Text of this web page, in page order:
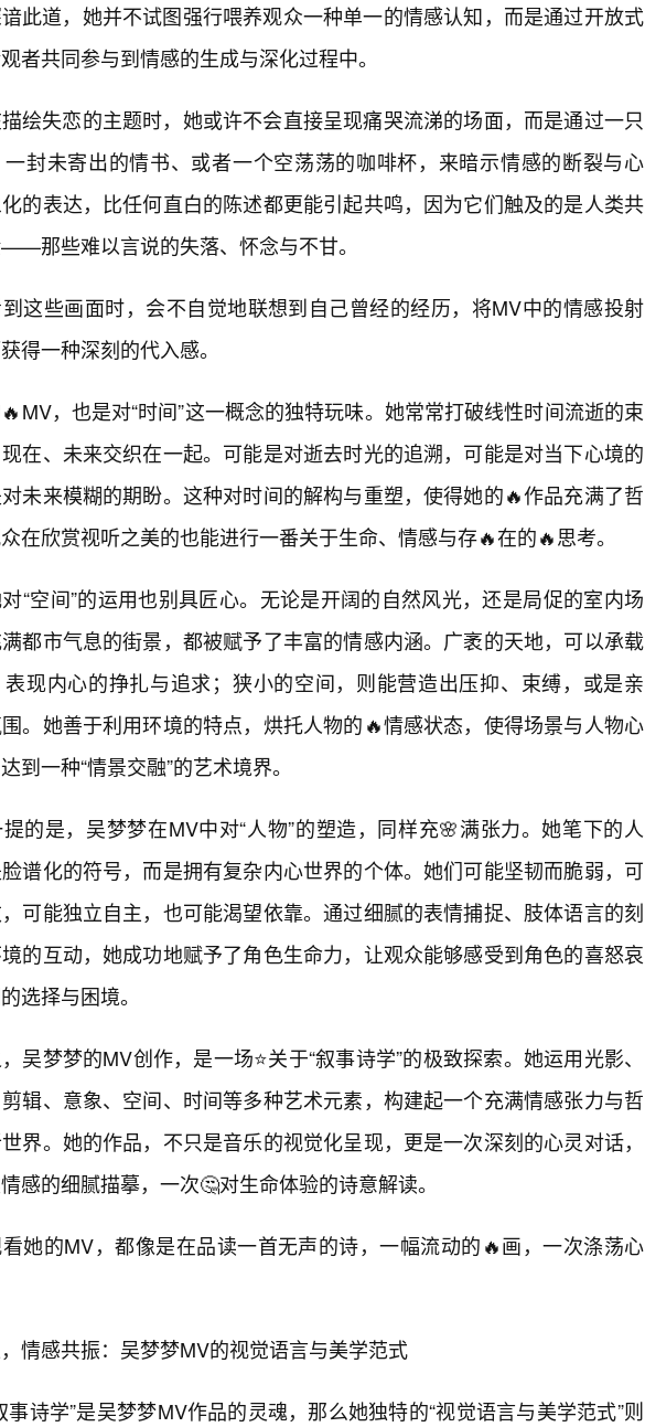
此道，她并不试图强行喂养观众一种单一的情感认知，而是通过开放式
者共同参与到情感的生成与深化过程中。
绘失恋的主题时，她或许不会直接呈现痛哭流涕的场面，而是通过一只
封未寄出的情书、或者一个空荡荡的咖啡杯，来暗示情感的断裂与心
的表达，比任何直白的陈述都更能引起共鸣，因为它们触及的是人类共
那些难以言说的失落、怀念与不甘。
这些画面时，会不自觉地联想到自己曾经的经历，将MV中的情感投射
得一种深刻的代入感。
，也是对“时间”这一概念的独特玩味。她常常打破线性时间流逝的束
在、未来交织在一起。可能是对逝去时光的追溯，可能是对当下心境的
未来模糊的期盼。这种对时间的解构与重塑，使得她的🔥作品充满了哲
在欣赏视听之美的也能进行一番关于生命、情感与存🔥在的🔥思考。
“空间”的运用也别具匠心。无论是开阔的自然风光，还是局促的室内场
都市气息的街景，都被赋予了丰富的情感内涵。广袤的天地，可以承载
现内心的挣扎与追求；狭小的空间，则能营造出压抑、束缚，或是亲
。她善于利用环境的特点，烘托人物的🔥情感状态，使得场景与人物心
到一种“情景交融”的艺术境界。
的是，吴梦梦在MV中对“人物”的塑造，同样充🌸满张力。她笔下的人
谱化的符号，而是拥有复杂内心世界的个体。她们可能坚韧而脆弱，可
可能独立自主，也可能渴望依靠。通过细腻的表情捕捉、肢体语言的刻
的互动，她成功地赋予了角色生命力，让观众能够感受到角色的喜怒哀
选择与困境。
吴梦梦的MV创作，是一场⭐关于“叙事诗学”的极致探索。她运用光影、
辑、意象、空间、时间等多种艺术元素，构建起一个充满情感张力与哲
界。她的作品，不只是音乐的视觉化呈现，更是一次深刻的心灵对话，
感的细腻描摹，一次🤔对生命体验的诗意解读。
她的MV，都像是在品读一首无声的诗，一幅流动的🔥画，一次涤荡心
情感共振：吴梦梦MV的视觉语言与美学范式
事诗学”是吴梦梦MV作品的灵魂，那么她独特的“视觉语言与美学范式”则